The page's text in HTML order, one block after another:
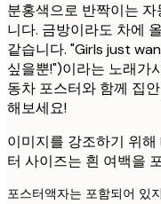
분홍색으로 반짝이는
니다. 금방이라도 차에
같습니다. "Girls just
싶을뿐!")이라는 노래가
동차 포스터와 함께 집
해보세요!
이미지를 강조하기 위
터 사이즈는 흰 여백을
포스터액자는 포함되어 있